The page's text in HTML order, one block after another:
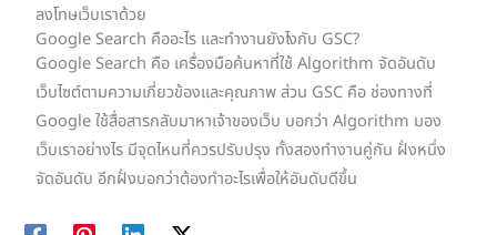
ลงโทษเว็บเราด้วย
Google Search คืออะไร และทำงานยังไงกับ GSC?
Google Search คือ เครื่องมือค้นหาที่ใช้ Algorithm จัดอันดับ
เว็บไซต์ตามความเกี่ยวข้องและคุณภาพ ส่วน GSC คือ ช่องทางที่
Google ใช้สื่อสารกลับมาหาเจ้าของเว็บ บอกว่า Algorithm มอง
เว็บเราอย่างไร มีจุดไหนที่ควรปรับปรุง ทั้งสองทำงานคู่กัน ฝั่งหนึ่ง
จัดอันดับ อีกฝั่งบอกว่าต้องทำอะไรเพื่อให้อันดับดีขึ้น